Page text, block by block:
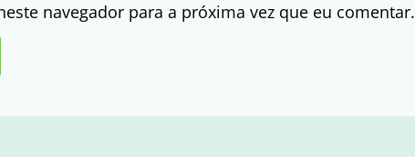
navegador para a próxima vez que eu comentar.